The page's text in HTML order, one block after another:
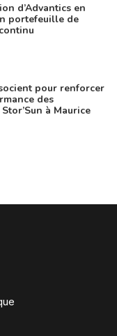
d’Advantics en
portefeuille de
pour renforcer
des
à Maurice